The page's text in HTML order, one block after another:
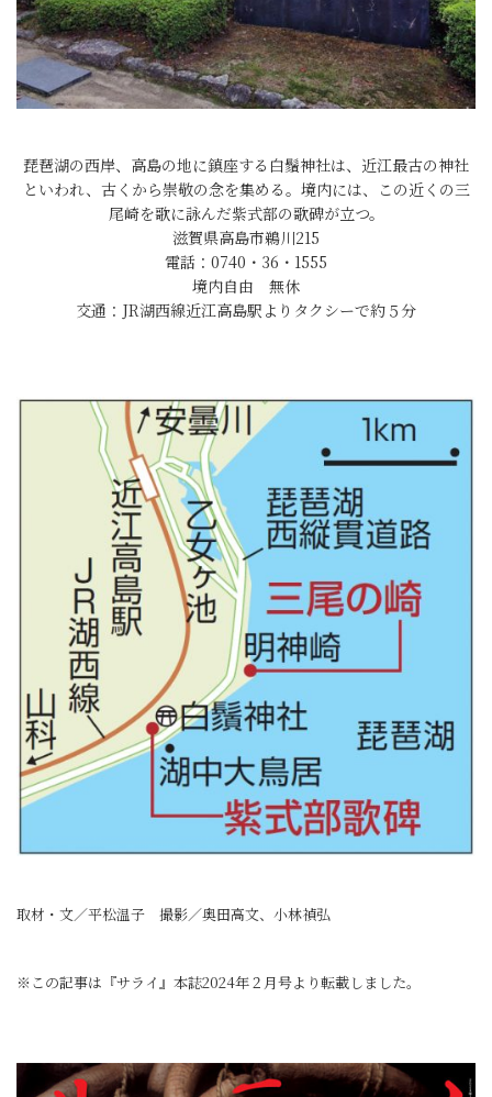
琵琶湖の西岸、高島の地に鎮座する白鬚神社は、近江最古の神社
といわれ、古くから崇敬の念を集める。境内には、この近くの三
尾崎を歌に詠んだ紫式部の歌碑が立つ。
滋賀県高島市鵜川215
電話：0740・36・1555
境内自由 無休
交通：JR湖西線近江高島駅よりタクシーで約５分
取材・文／平松温子 撮影／奥田高文、小林禎弘
※この記事は『サライ』本誌2024年２月号より転載しました。